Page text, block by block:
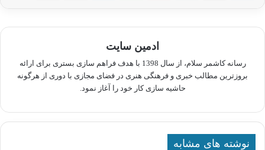
ادمین سایت
رسانه کاشمر سلام، از سال 1398 با هدف فراهم سازی بستری برای ارائه
بروزترین مطالب خبری و فرهنگی هنری در فضای مجازی با دوری از هرگونه
حاشیه سازی کار خود را آغاز نمود.
نوشته های مشابه